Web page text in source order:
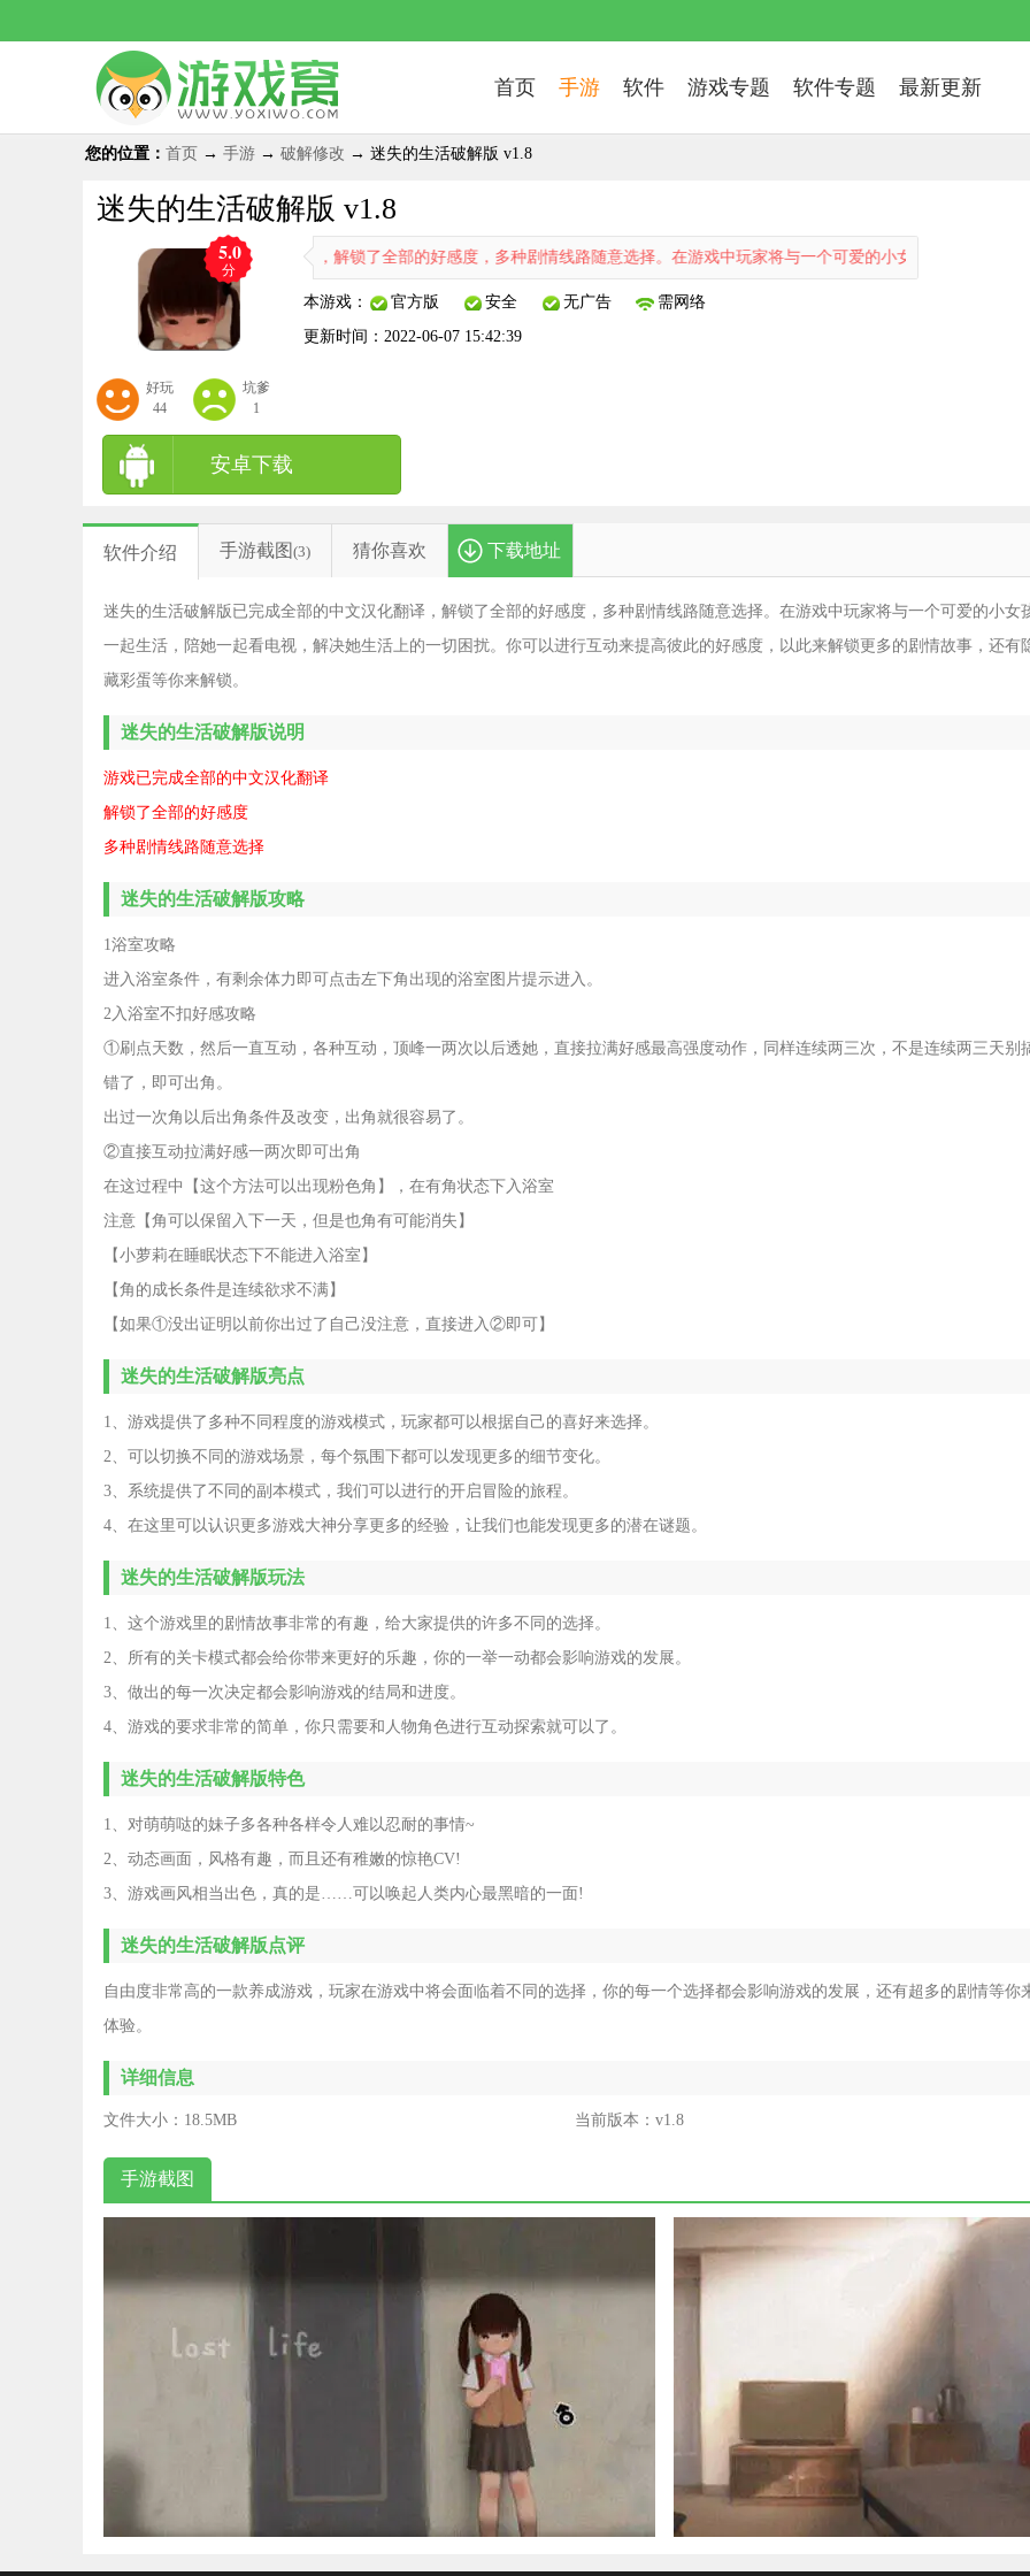
首页 手游 软件 游戏专题 软件专题 最新更新
您的位置： 首页 → 手游 → 破解修改 → 迷失的生活破解版 v1.8
迷失的生活破解版 v1.8
5.0
分
好玩
44
坑爹
1
活破解版已完成全部的中文汉化翻译，解锁了全部的好感度，多种剧情线路随意选择。在游戏中玩家将与一个可爱的小女孩一起生活，陪她
本游戏： 官方版 安全 无广告
需网络
更新时间： 2022-06-07 15:42:39
安卓下载
软件介绍 手游截图 (3) 猜你喜欢 下载地址
迷失的生活破解版已完成全部的中文汉化翻译，解锁了全部的好感度，多种剧情线路随意选择。在游戏中玩家将与一个可爱的小女
一起生活，陪她一起看电视，解决她生活上的一切困扰。你可以进行互动来提高彼此的好感度，以此来解锁更多的剧情故事，还有
藏彩蛋等你来解锁。
迷失的生活破解版说明
游戏已完成全部的中文汉化翻译
解锁了全部的好感度
多种剧情线路随意选择
迷失的生活破解版攻略
1浴室攻略
进入浴室条件，有剩余体力即可点击左下角出现的浴室图片提示进入。
2入浴室不扣好感攻略
①刷点天数，然后一直互动，各种互动，顶峰一两次以后透她，直接拉满好感最高强度动作，同样连续两三次，不是连续两三天别
错了，即可出角。
出过一次角以后出角条件及改变，出角就很容易了。
②直接互动拉满好感一两次即可出角
在这过程中【这个方法可以出现粉色角】，在有角状态下入浴室
注意【角可以保留入下一天，但是也角有可能消失】
【小萝莉在睡眠状态下不能进入浴室】
【角的成长条件是连续欲求不满】
【如果①没出证明以前你出过了自己没注意，直接进入②即可】
迷失的生活破解版亮点
1、游戏提供了多种不同程度的游戏模式，玩家都可以根据自己的喜好来选择。
2、可以切换不同的游戏场景，每个氛围下都可以发现更多的细节变化。
3、系统提供了不同的副本模式，我们可以进行的开启冒险的旅程。
4、在这里可以认识更多游戏大神分享更多的经验，让我们也能发现更多的潜在谜题。
迷失的生活破解版玩法
1、这个游戏里的剧情故事非常的有趣，给大家提供的许多不同的选择。
2、所有的关卡模式都会给你带来更好的乐趣，你的一举一动都会影响游戏的发展。
3、做出的每一次决定都会影响游戏的结局和进度。
4、游戏的要求非常的简单，你只需要和人物角色进行互动探索就可以了。
迷失的生活破解版特色
1、对萌萌哒的妹子多各种各样令人难以忍耐的事情~
2、动态画面，风格有趣，而且还有稚嫩的惊艳CV!
3、游戏画风相当出色，真的是……可以唤起人类内心最黑暗的一面!
迷失的生活破解版点评
自由度非常高的一款养成游戏，玩家在游戏中将会面临着不同的选择，你的每一个选择都会影响游戏的发展，还有超多的剧情等你
体验。
详细信息
文件大小： 18.5MB 当前版本： v1.8
手游截图